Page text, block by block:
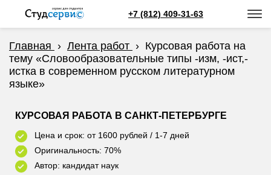
+7 (812) 409-31-63
Главная › Лента работ › Курсовая работа на
тему «Словообразовательные типы -изм, -ист,-
истка в современном русском литературном
языке»
КУРСОВАЯ РАБОТА В САНКТ-ПЕТЕРБУРГЕ
Цена и срок: от 1600 рублей / 1-7 дней
Оригинальность: 70%
Автор: кандидат наук